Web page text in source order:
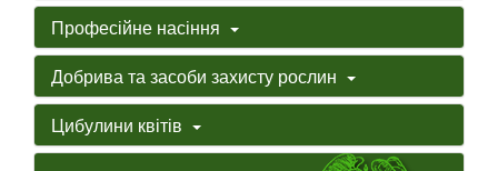
Професійне насіння
Добрива та засоби захисту рослин
Цибулини квітів